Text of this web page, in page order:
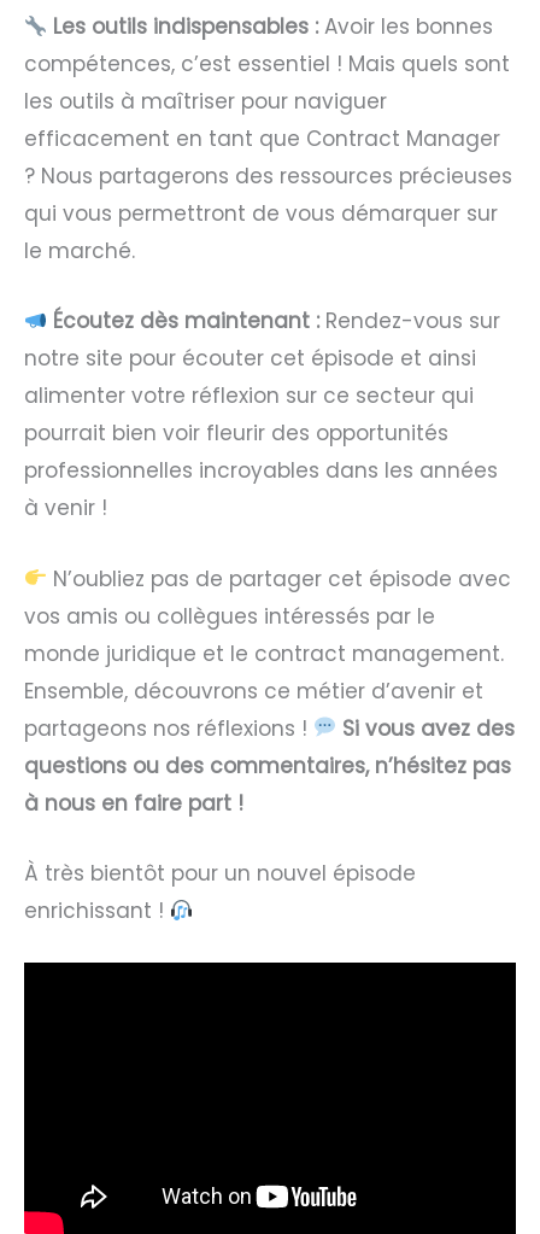
Les outils indispensables :Avoir les bonnes
compétences, c’est essentiel ! Mais quels sont
les outils à maîtriser pour naviguer
efficacement en tant que Contract Manager
? Nous partagerons des ressources précieuses
qui vous permettront de vous démarquer sur
le marché.
Écoutez dès maintenant :Rendez-vous sur
notre site pour écouter cet épisode et ainsi
alimenter votre réflexion sur ce secteur qui
pourrait bien voir fleurir des opportunités
professionnelles incroyables dans les années
à venir !
N’oubliez pas de partager cet épisode avec
vos amis ou collègues intéressés par le
monde juridique et le contract management.
Ensemble, découvrons ce métier d’avenir et
partageons nos réflexions !
Si vous avez des
questions ou des commentaires, n’hésitez pas
à nous en faire part !
À très bientôt pour un nouvel épisode
enrichissant !